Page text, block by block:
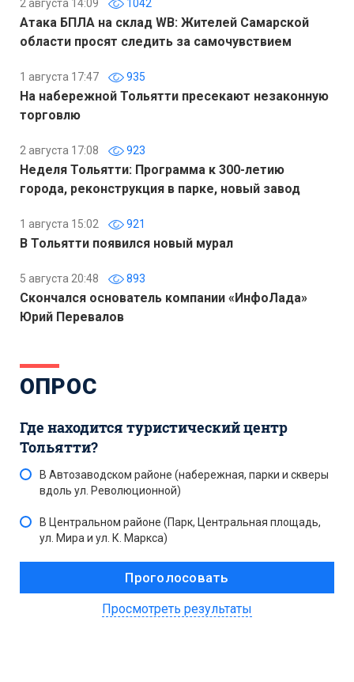
2 августа 14:09 1042
Атака БПЛА на склад WB: Жителей Самарской
области просят следить за самочувствием
1 августа 17:47 935
На набережной Тольятти пресекают незаконную
торговлю
2 августа 17:08 923
Неделя Тольятти: Программа к 300-летию
города, реконструкция в парке, новый завод
1 августа 15:02 921
В Тольятти появился новый мурал
5 августа 20:48 893
Скончался основатель компании «ИнфоЛада»
Юрий Перевалов
ОПРОС
Где находится туристический центр
Тольятти?
В Автозаводском районе (набережная, парки и скверы
вдоль ул. Революционной)
В Центральном районе (Парк, Центральная площадь,
ул. Мира и ул. К. Маркса)
Просмотреть результаты